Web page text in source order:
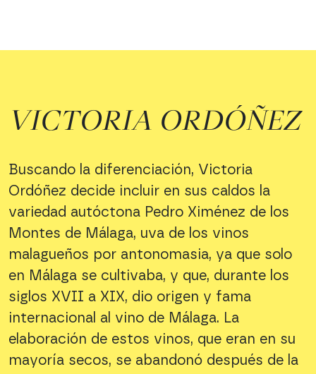
VICTORIA ORDÓÑEZ
Buscando la diferenciación, Victoria
Ordóñez decide incluir en sus caldos la
variedad autóctona Pedro Ximénez de los
Montes de Málaga, uva de los vinos
malagueños por antonomasia, ya que solo
en Málaga se cultivaba, y que, durante los
siglos XVII a XIX, dio origen y fama
internacional al vino de Málaga. La
elaboración de estos vinos, que eran en su
mayoría secos, se abandonó después de la